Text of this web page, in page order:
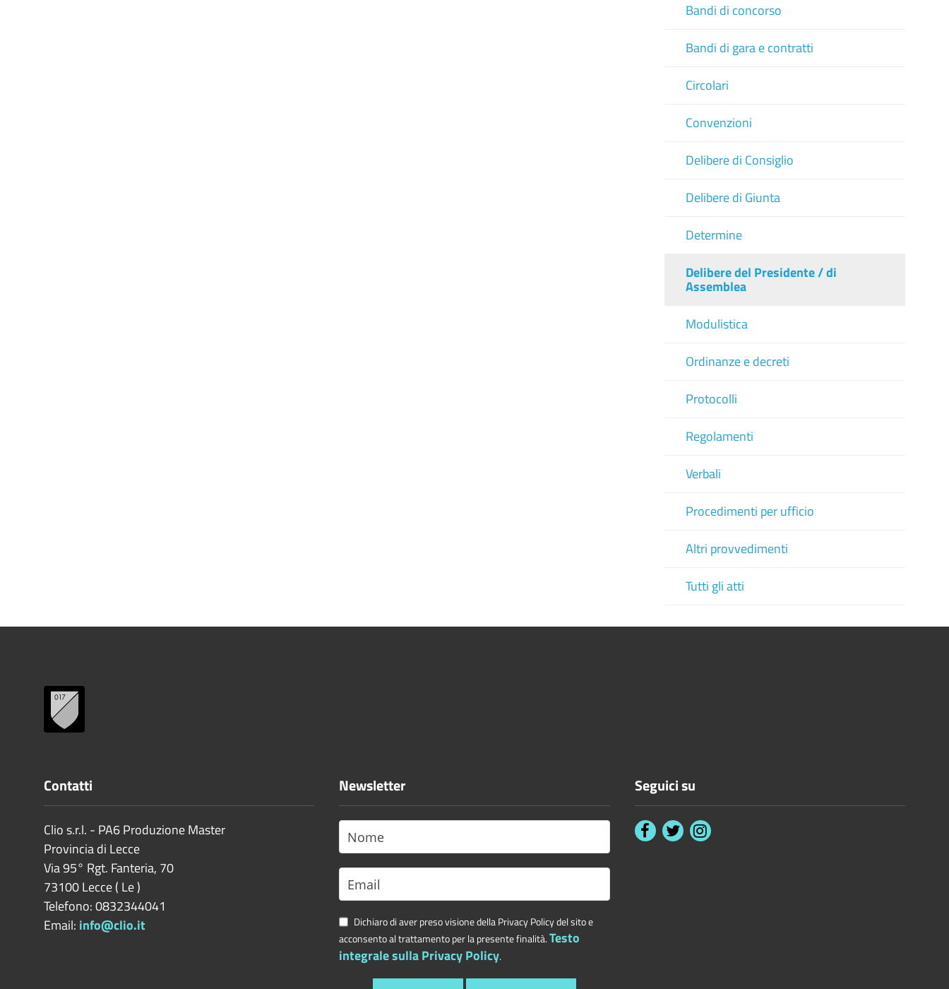
Bandi di concorso
Bandi di gara e contratti
Circolari
Convenzioni
Delibere di Consiglio
Delibere di Giunta
Determine
Delibere del Presidente / di
Assemblea
Modulistica
Ordinanze e decreti
Protocolli
Regolamenti
Verbali
Procedimenti per ufficio
Altri provvedimenti
Tutti gli atti
Contatti
Clio s.r.l. - PA6 Produzione Master
Provincia di Lecce
Via 95° Rgt. Fanteria, 70
73100Lecce( Le)
Telefono: 0832344041
Email: info@clio.it
Newsletter
Dichiaro di aver preso visione della Privacy Policy del sito e
acconsento al trattamento per la presente finalità.Testo
integrale sulla Privacy Policy.
Seguici su